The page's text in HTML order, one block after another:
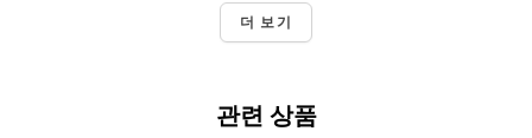
더 보기
관련 상품